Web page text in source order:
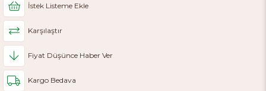
İstek Listeme Ekle
Karşılaştır
Fiyat Düşünce Haber Ver
Kargo Bedava